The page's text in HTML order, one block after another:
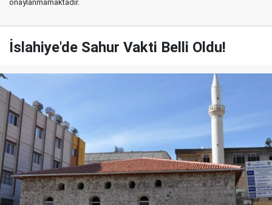
onaylanmamaktadır.
İslahiye'de Sahur Vakti Belli Oldu!